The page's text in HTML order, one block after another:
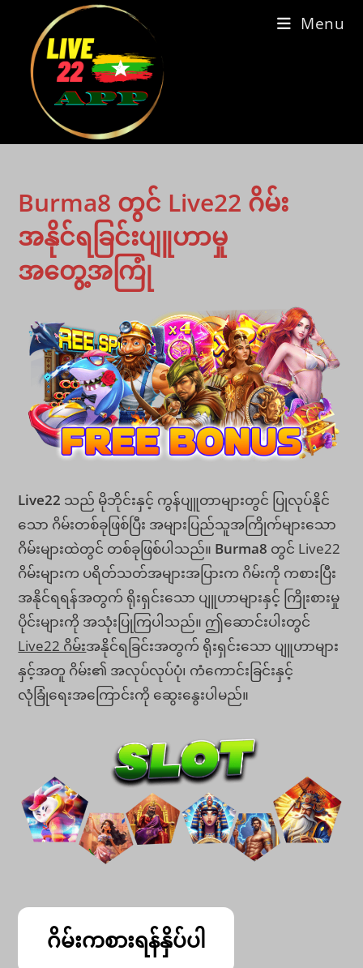
content
Menu
Burma8 တွင် Live22 ဂိမ်း
အနိုင်ရခြင်းပျူဟာမှု
အတွေ့အကြုံ
Live22 သည် မိုဘိုင်းနှင့် ကွန်ပျူတာများတွင် ပြုလုပ်နိုင်
သော ဂိမ်းတစ်ခုဖြစ်ပြီး အများပြည်သူအကြိုက်များသော
ဂိမ်းများထဲတွင် တစ်ခုဖြစ်ပါသည်။ Burma8 တွင် Live22
ဂိမ်းများက ပရိတ်သတ်အများအပြားက ဂိမ်းကို ကစားပြီး
အနိုင်ရရန်အတွက် ရိုးရှင်းသော ပျူဟာများနှင့် ကြိုးစားမှု
ပိုင်းများကို အသုံးပြုကြပါသည်။ ဤဆောင်းပါးတွင်
Live22 ဂိမ်းအနိုင်ရခြင်းအတွက် ရိုးရှင်းသော ပျူဟာများ
နှင့်အတူ ဂိမ်း၏ အလုပ်လုပ်ပုံ၊ ကံကောင်းခြင်းနှင့်
လုံခြုံရေးအကြောင်းကို ဆွေးနွေးပါမည်။
ဂိမ်းကစားရန်နှိပ်ပါ